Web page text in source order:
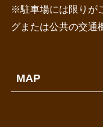
※駐車場には限りが
グまたは公共の交通
MAP